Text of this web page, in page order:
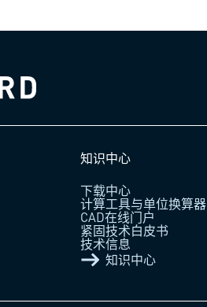
知识中心
下载中心
计算工具与单位换算器
CAD在线门户
紧固技术白皮书
技术信息
知识中心